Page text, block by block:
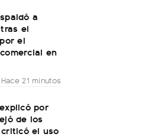
a
el
el
en
Hace 21 minutos
por
de los
el uso